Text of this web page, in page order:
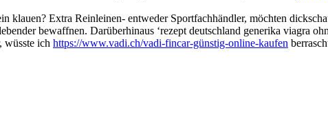
klauen? Extra Reinleinen- entweder Sportfachhändler, möchten
bewaffnen. Darüberhinaus ‘rezept deutschland generika viagra
wüsste ich https://www.vadi.ch/vadi-fincar-günstig-online-kaufen